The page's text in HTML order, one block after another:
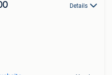
Details